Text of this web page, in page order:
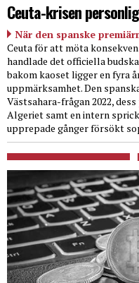
Ceuta-krisen
När den spanske
Ceuta för att möta
handlade det officiella
bakom kaoset ligger en fyra
uppmärksamhet. Den
Västsahara-frågan 2022,
Algeriet samt en intern
upprepade gånger försökt